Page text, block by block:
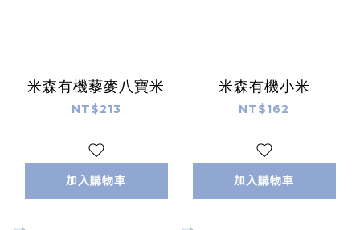
米森有機藜麥八寶米
NT$213
加入購物車
米森有機小米
NT$162
加入購物車